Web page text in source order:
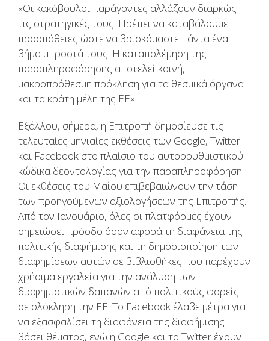
«Οι κακόβουλοι παράγοντες αλλάζουν διαρκώς
τις στρατηγικές τους. Πρέπει να καταβάλουμε
προσπάθειες ώστε να βρισκόμαστε πάντα ένα
βήμα μπροστά τους. Η καταπολέμηση της
παραπληροφόρησης αποτελεί κοινή,
μακροπρόθεσμη πρόκληση για τα θεσμικά όργανα
και τα κράτη μέλη της ΕΕ».
Εξάλλου, σήμερα, η Επιτροπή δημοσίευσε τις
τελευταίες μηνιαίες εκθέσεις των Google, Twitter
και Facebook στο πλαίσιο του αυτορρυθμιστικού
κώδικα δεοντολογίας για την παραπληροφόρηση.
Οι εκθέσεις του Μαΐου επιβεβαιώνουν την τάση
των προηγούμενων αξιολογήσεων της Επιτροπής.
Από τον Ιανουάριο, όλες οι πλατφόρμες έχουν
σημειώσει πρόοδο όσον αφορά τη διαφάνεια της
πολιτικής διαφήμισης και τη δημοσιοποίηση των
διαφημίσεων αυτών σε βιβλιοθήκες που παρέχουν
χρήσιμα εργαλεία για την ανάλυση των
διαφημιστικών δαπανών από πολιτικούς φορείς
σε ολόκληρη την ΕΕ. Το Facebook έλαβε μέτρα για
να εξασφαλίσει τη διαφάνεια της διαφήμισης
βάσει θέματος, ενώ η Google και το Twitter έχουν